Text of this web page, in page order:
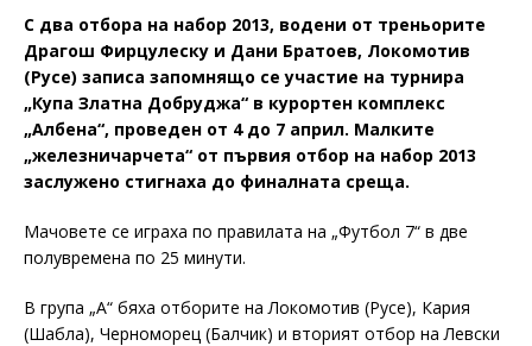
С два отбора на набор 2013, водени от треньорите
Драгош Фирцулеску и Дани Братоев, Локомотив
(Русе) записа запомнящо се участие на турнира
„Купа Златна Добруджа“ в курортен комплекс
„Албена“, проведен от 4 до 7 април. Малките
„железничарчета“ от първия отбор на набор 2013
заслужено стигнаха до финалната среща.
Мачовете се играха по правилата на „Футбол 7“ в две
полувремена по 25 минути.
В група „А“ бяха отборите на Локомотив (Русе), Кария
(Шабла), Черноморец (Балчик) и вторият отбор на Левски